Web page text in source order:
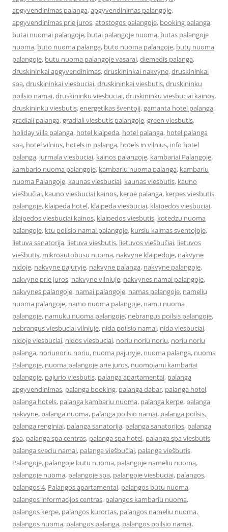
apgyvendinimas palanga,apgyvendinimas palangoje,
apgyvendinimas prie juros,atostogos palangoje, booking palanga,
butai nuomai palangoje, butai palangoje nuoma, butas palangoje
nuoma, buto nuoma palanga, buto nuoma palangoje, butų nuoma
palangoje, butu nuoma palangoje vasarai,diemedis palanga,
druskininkai apgyvendinimas,druskininkai nakvyne,druskininkai
spa,druskininkai viesbuciai,druskininkai viesbutis,druskininku
poilsio namai,druskininku viesbuciai,druskininku viesbuciai kainos,
druskininku viesbutis,energetikas šventoji,gamanta hotel palanga,
gradiali palanga,gradiali viesbutis palangoje,green viesbutis,
holiday villa palanga, hotel klaipeda, hotel palanga, hotel palanga
spa, hotel vilnius, hotels in palanga, hotels in vilnius, info hotel
palanga, jurmala viesbuciai, kainos palangoje, kambariai Palangoje,
kambario nuoma palangoje, kambariu nuoma palanga, kambariu
nuoma Palangoje, kaunas viesbuciai, kaunas viesbutis, kauno
viešbučiai, kauno viesbuciai kainos, kerpė palanga, kerpes viesbutis
palangoje, klaipeda hotel, klaipeda viesbuciai, klaipedos viesbuciai,
klaipedos viesbuciai kainos, klaipedos viesbutis, kotedzu nuoma
palangoje, ktu poilsio namai palangoje, kursiu kaimas sventojoje,
lietuva sanatorija, lietuva viesbutis, lietuvos viešbučiai, lietuvos
viešbutis, mikroautobusu nuoma, nakvyne klaipedoje, nakvynė
nidoje, nakvyne pajuryje, nakvyne palanga, nakvyne palangoje,
nakvyne prie juros, nakvyne vilniuje, nakvynes namai palangoje,
nakvynes palangoje, namai palangoje, namas palangoje, namelių
nuoma palangoje, namo nuoma palangoje, namu nuoma
palangoje, namuku nuoma palangoje, nebrangus poilsis palangoje,
nebrangus viesbuciai vilniuje, nida poilsio namai, nida viesbuciai,
nidoje viesbuciai, nidos viesbuciai, noriu noriu noriu, noriu noriu
palanga, noriunoriu noriu, nuoma pajuryje, nuoma palanga, nuoma
Palangoje, nuoma palangoje prie juros, nuomojami kambariai
palangoje, pajurio viesbutis, palanga apartamentai, palanga
apgyvendinimas, palanga booking, palanga dabar, palanga hotel,
palanga hotels, palanga kambariu nuoma, palanga kerpe, palanga
nakvyne, palanga nuoma, palanga poilsio namai, palanga poilsis,
palanga renginiai, palanga sanatorija, palanga sanatorijos, palanga
spa, palanga spa centras, palanga spa hotel, palanga spa viesbutis,
palanga sveciu namai, palanga viešbučiai, palanga viešbutis,
Palangoje, palangoje butu nuoma, palangoje nameliu nuoma,
palangoje nuoma, palangoje spa, palangoje viesbuciai, palangos,
palangos 4, Palangos apartamentai, palangos butu nuoma,
palangos informacijos centras, palangos kambariu nuoma,
palangos kerpe, palangos kurortas, palangos nameliu nuoma,
palangos nuoma, palangos palanga, palangos poilsio namai,